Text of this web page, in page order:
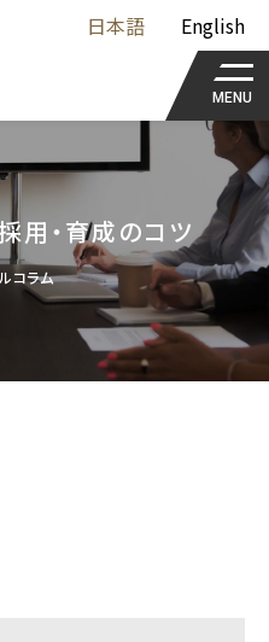
日本語 English
MENU
用・育成のコツ
コラム